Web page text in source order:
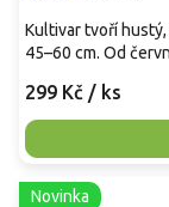
299 Kč / ks
Kultivar tvoří
45–60 cm. Od
Novinka